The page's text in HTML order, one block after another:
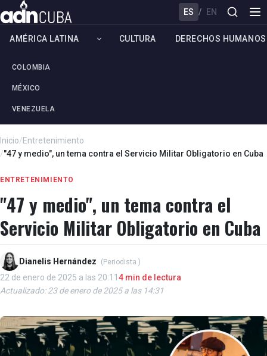
ES / EN
AMÉRICA LATINA
COLOMBIA
MÉXICO
VENEZUELA
CULTURA DERECHOS HUMANOS
Inicio/Entretenimiento
/"47 y medio", un tema contra el Servicio Militar Obligatorio en Cuba
ENTRETENIMIENTO
"47 y medio", un tema contra el
Servicio Militar Obligatorio en Cuba
Dianelis Hernández (Periodista )
22 de enero de 2025 a las 20:11 4 min de lectura
Actualizado: 23 de enero de 2025 a las 14:31